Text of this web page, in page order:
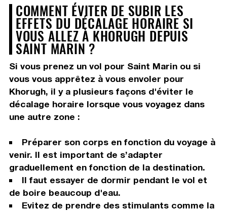
COMMENT ÉVITER DE SUBIR LES
EFFETS DU DÉCALAGE HORAIRE SI
VOUS ALLEZ À KHORUGH DEPUIS
SAINT MARIN ?
Si vous prenez un vol pour Saint Marin ou si
vous vous apprêtez à vous envoler pour
Khorugh, il y a plusieurs façons d'éviter le
décalage horaire lorsque vous voyagez dans
une autre zone :
Préparer son corps en fonction du voyage à
venir. Il est important de s’adapter
graduellement en fonction de la destination.
Il faut essayer de dormir pendant le vol et
de boire beaucoup d'eau.
Evitez de prendre des stimulants comme la